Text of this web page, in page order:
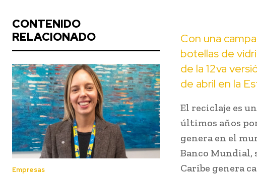
CONTENIDO
RELACIONADO
Empresas
Con una
botellas de
de la 12va
de abril en la
El reciclaje es
últimos años
genera en el
Banco Mundial,
Caribe genera